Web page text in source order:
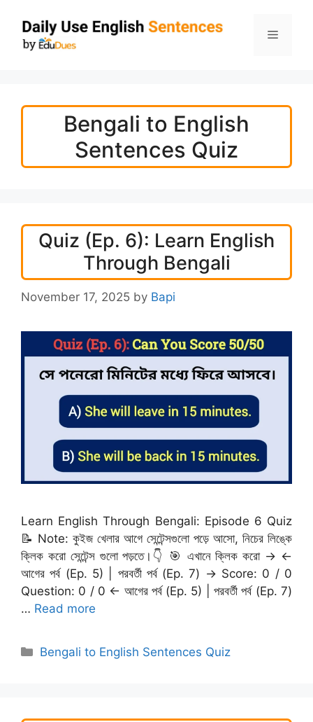
content
Menu
Bengali to English
Sentences Quiz
Quiz (Ep. 6): Learn English
Through Bengali
November 17, 2025 by Bapi
Learn English Through Bengali: Episode 6 Quiz
📝 Note: কুইজ খেলার আগে সেন্টেন্সগুলো পড়ে আসো, নিচের লিঙ্কে
ক্লিক করো সেন্টেন্স গুলো পড়তে।👇 🎯 এখানে ক্লিক করো → ←
আগের পর্ব (Ep. 5) | পরবর্তী পর্ব (Ep. 7) → Score: 0 / 0
Question: 0 / 0 ← আগের পর্ব (Ep. 5) | পরবর্তী পর্ব (Ep. 7)
… Read more
Categories
Bengali to English Sentences Quiz